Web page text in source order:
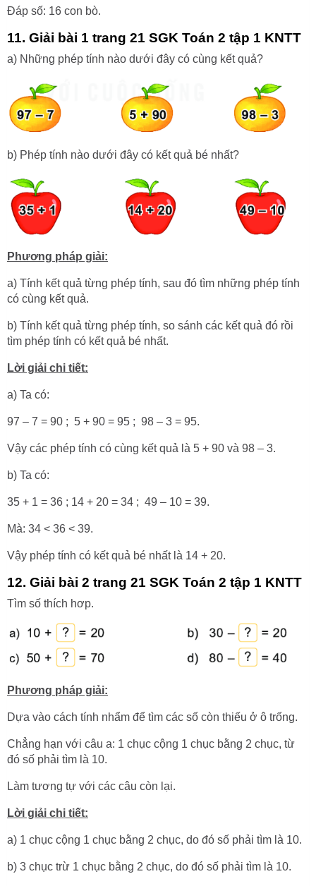
Đáp số: 16 con bò.
11. Giải bài 1 trang 21 SGK Toán 2 tập 1 KNTT
a) Những phép tính nào dưới đây có cùng kết quả?
b) Phép tính nào dưới đây có kết quả bé nhất?
Phương pháp giải:
a) Tính kết quả từng phép tính, sau đó tìm những phép tính
có cùng kết quả.
b) Tính kết quả từng phép tính, so sánh các kết quả đó rồi
tìm phép tính có kết quả bé nhất.
Lời giải chi tiết:
a) Ta có:
97 – 7 = 90 ; 5 + 90 = 95 ; 98 – 3 = 95.
Vậy các phép tính có cùng kết quả là 5 + 90 và 98 – 3.
b) Ta có:
35 + 1 = 36 ; 14 + 20 = 34 ; 49 – 10 = 39.
Mà: 34 < 36 < 39.
Vậy phép tính có kết quả bé nhất là 14 + 20.
12. Giải bài 2 trang 21 SGK Toán 2 tập 1 KNTT
Tìm số thích hơp.
Phương pháp giải:
Dựa vào cách tính nhẩm để tìm các số còn thiếu ở ô trống.
Chẳng hạn với câu a: 1 chục cộng 1 chục bằng 2 chục, từ
đó số phải tìm là 10.
Làm tương tự với các câu còn lại.
Lời giải chi tiết:
a) 1 chục cộng 1 chục bằng 2 chục, do đó số phải tìm là 10.
b) 3 chục trừ 1 chục bằng 2 chục, do đó số phải tìm là 10.